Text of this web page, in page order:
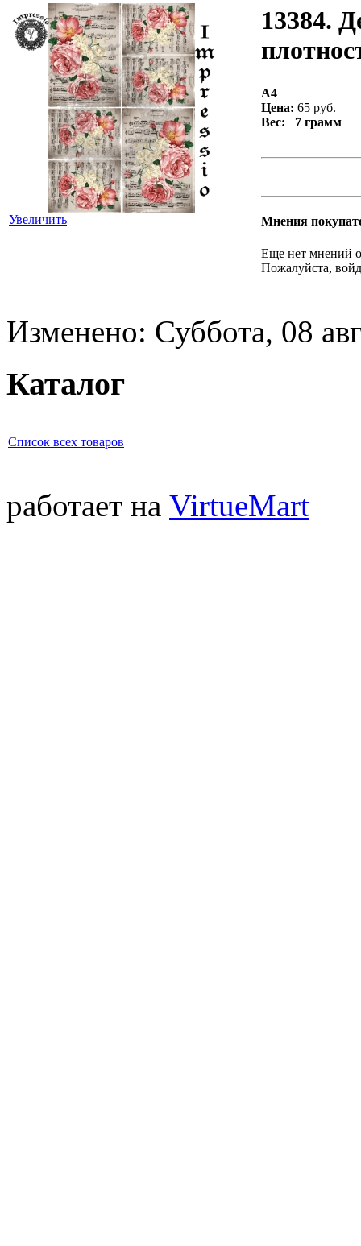
Увеличить
13384.
А4
Цена: 65 руб.
Вес: 7 грамм
Мнения
Еще нет мнений
Пожалуйста,
Изменено: Суббота, 08
Каталог
Список всех товаров
работает на VirtueMart